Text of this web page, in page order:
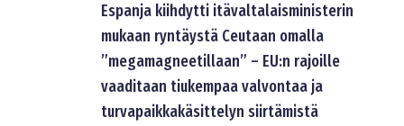
Espanja kiihdytti itävaltalaisministerin
mukaan ryntäystä Ceutaan omalla
”megamagneetillaan” – EU:n rajoille
vaaditaan tiukempaa valvontaa ja
turvapaikkakäsittelyn siirtämistä